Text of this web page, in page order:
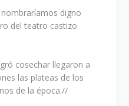
digno
del teatro castizo
cosechar llegaron a
las plateas de los
de la época.//